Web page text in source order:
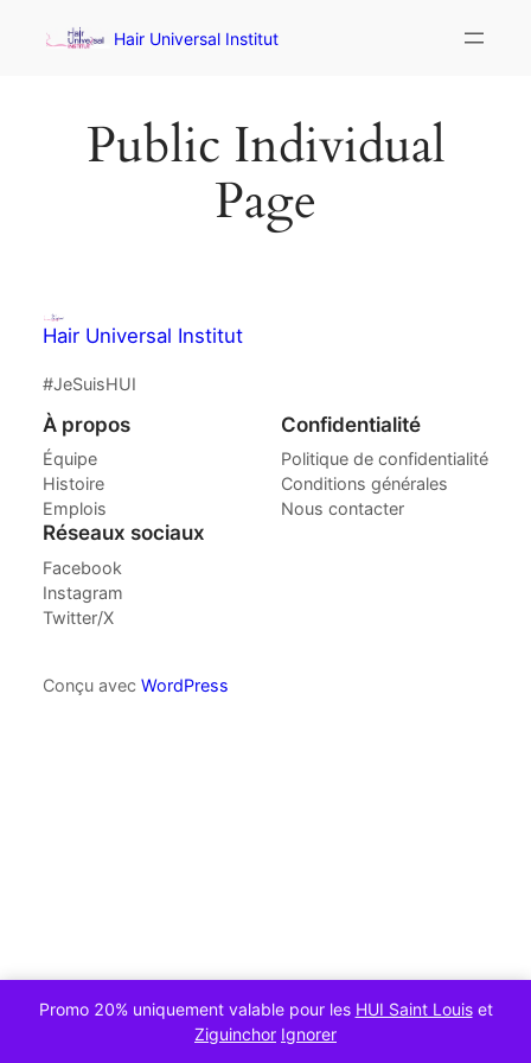
Promo 20% uniquement valable pour les HUI Saint Louiset
Ziguinchor Ignorer
Hair Universal Institut
Public Individual
Page
Hair Universal Institut
#JeSuisHUI
À propos
Équipe
Histoire
Emplois
Confidentialité
Politique de confidentialité
Conditions générales
Nous contacter
Réseaux sociaux
Facebook
Instagram
Twitter/X
Conçu avec WordPress